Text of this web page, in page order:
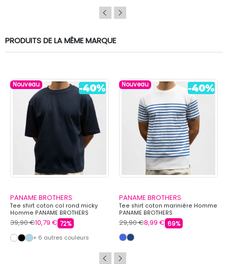
PRODUITS DE LA MÊME MARQUE
Nouveau
PANAME BROTHERS
Tee shirt coton col rond micky
Homme PANAME BROTHERS
39,90 €10,79 € 72%
+ 6 autres couleurs
Nouveau
PANAME BROTHERS
Tee shirt coton marinière Homme
PANAME BROTHERS
29,90 €8,99 € 69%